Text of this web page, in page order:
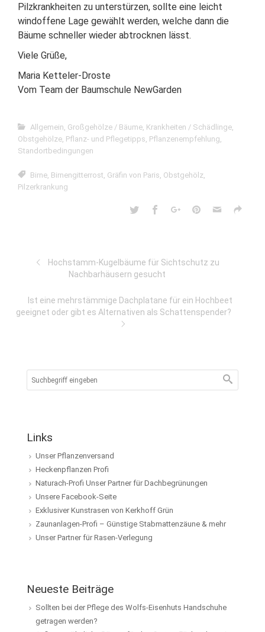
Pilzkrankheiten zu unterstürzen, sollte eine leicht
windoffene Lage gewählt werden, welche dann die
Bäume schneller wieder abtrocknen lässt.
Viele Grüße,
Maria Ketteler-Droste
Vom Team der Baumschule NewGarden
Allgemein, Großgehölze / Bäume, Krankheiten / Schädlinge,
Obstgehölze, Pflanz- und Pflegetipps, Pflanzenempfehlung,
Standortbedingungen
Birne, Birnengitterrost, Gräfin von Paris, Obstgehölz,
Pilzerkrankung
Hochstamm-Kugelbäume für Sichtschutz zu
Nachbarhäusern gesucht
Ist eine mehrstämmige Dachplatane für ein Hochbeet
geeignet oder gibt es Alternativen als Schattenspender?
Links
Unser Pflanzenversand
Heckenpflanzen Profi
Naturach-Profi Unser Partner für Dachbegrünungen
Unsere Facebook-Seite
Exklusiver Kunstrasen von Kerkhoff Grün
Zaunanlagen-Profi – Günstige Stabmattenzäune & mehr
Unser Partner für Rasen-Verlegung
Neueste Beiträge
Sollten bei der Pflege des Wolfs-Eisenhuts Handschuhe
getragen werden?